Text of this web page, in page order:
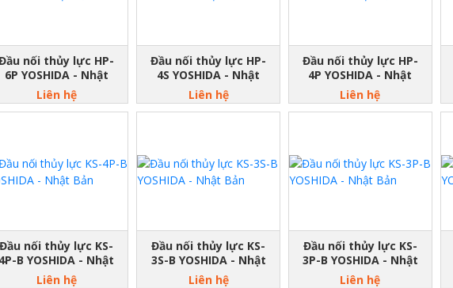
nối thủy lực HP-
6P YOSHIDA - Nhật
Bản
Liên hệ
Đầu nối thủy lực HP-
4S YOSHIDA - Nhật
Bản
Liên hệ
Đầu nối thủy lực HP-
4P YOSHIDA - Nhật
Bản
Liên hệ
Đầu nối thủy lực KS-
4P-B YOSHIDA - Nhật
Bản
Liên hệ
Đầu nối thủy lực KS-
3S-B YOSHIDA - Nhật
Bản
Liên hệ
Đầu nối thủy lực KS-
3P-B YOSHIDA - Nhật
Bản
Liên hệ